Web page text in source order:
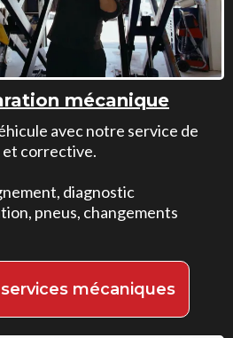
mécanique
avec notre service de
corrective.
diagnostic
pneus, changements
mécaniques